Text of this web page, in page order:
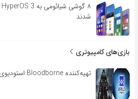
شدند
بازی‌های کامپیوتری
تهیه‌کننده Bloodborne استودیوی جدیدی افتتاح کرد